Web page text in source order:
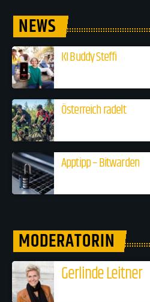
NEWS
KI Buddy Steffi
Österreich radelt
Apptipp – Bitwarden
MODERATORIN
Gerlinde Leitner